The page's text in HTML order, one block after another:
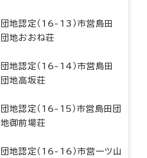
団地認定（16-13）市営島田
団地おおね荘
団地認定（16-14）市営島田
団地高坂荘
団地認定（16-15）市営島田団
地御前場荘
団地認定（16-16）市営一ツ山